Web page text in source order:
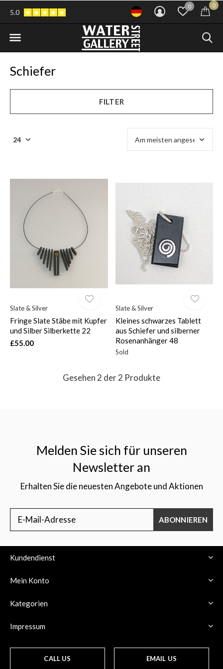
0 0
5.0
Schiefer
FILTER
Slate & Silver
Fringe Slate Stäbe mit Kupfer
und Silber Silberkette 22
£55.00
Slate & Silver
Kleines schwarzes Tablett
aus Schiefer und silberner
Rosenanhänger 48
Sold
Gesehen 2 der 2 Produkte
Melden Sie sich für unseren
Newsletter an
Erhalten Sie die neuesten Angebote und Aktionen
ABONNIEREN
Kundendienst
Mein Konto
Kategorien
Impressum
CALL US EMAIL US